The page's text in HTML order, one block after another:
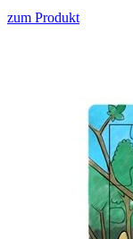
zum Produkt